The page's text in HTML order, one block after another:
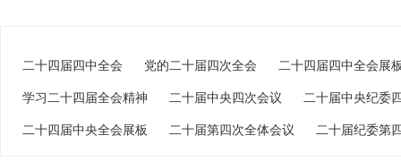
二十四届四中全会 党的二十届四次全会 二十四届四中全会展
学习二十四届全会精神 二十届中央四次会议 二十届中央纪委
二十四届中央全会展板 二十届第四次全体会议 二十届纪委第